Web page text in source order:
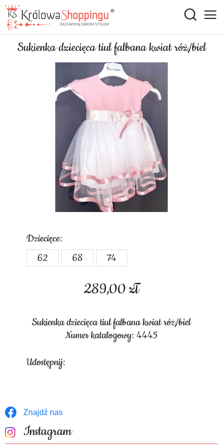
Sukienka dziecięca tiul falbana kwiat róż/biel
289,00 zł
Dziecięce:
62
68 74
Sukienka dziecięca tiul falbana kwiat róż/biel
Numer katalogowy: 4445
Udostępnij:
Znajdź nas
Instagram